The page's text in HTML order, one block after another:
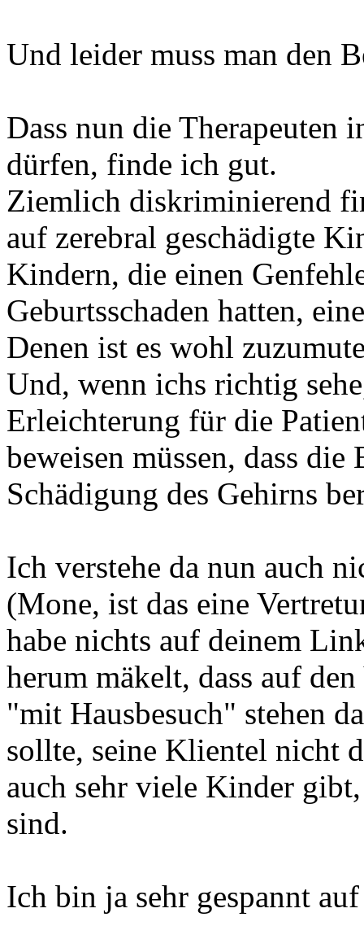
Und leider muss man den
Dass nun die Therapeuten
dürfen, finde ich gut.
Ziemlich diskriminierend
auf zerebral geschädigte
Kindern, die einen
Geburtsschaden hatten,
Denen ist es wohl
Und, wenn ichs richtig
Erleichterung für die
beweisen müssen, dass
Schädigung des Gehirns
Ich verstehe da nun auch
(Mone, ist das eine
habe nichts auf deinem
herum mäkelt, dass auf
"mit Hausbesuch" stehen
sollte, seine Klientel nicht
auch sehr viele Kinder
sind.
Ich bin ja sehr gespannt